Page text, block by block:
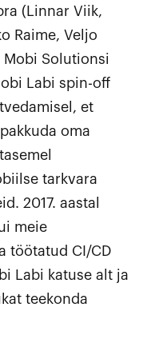
(Linnar Viik,
Raime, Veljo
Mobi Solutionsi
Labi spin-off
et
oma
tarkvara
2017. aastal
meie
töötatud CI/CD
Labi katuse alt ja
teekonda